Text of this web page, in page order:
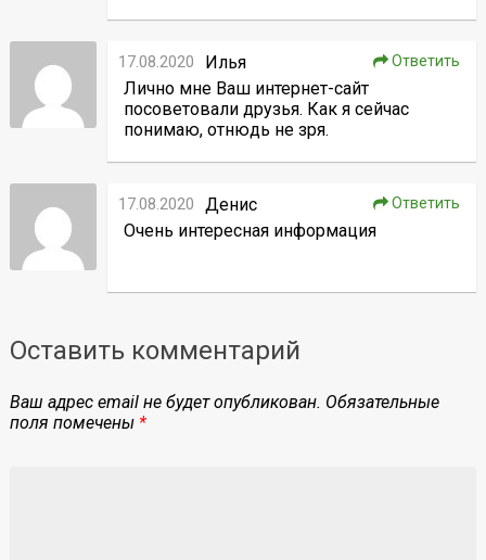
Илья
17.08.2020 Ответить
Лично мне Ваш интернет-сайт
посоветовали друзья. Как я сейчас
понимаю, отнюдь не зря.
Денис
17.08.2020 Ответить
Очень интересная информация
Оставить комментарий
Ваш адрес email не будет опубликован. Обязательные
поля помечены *